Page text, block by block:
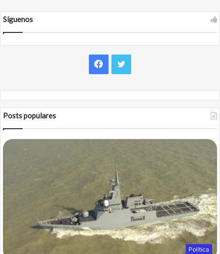
Síguenos
k
Posts populares
Política